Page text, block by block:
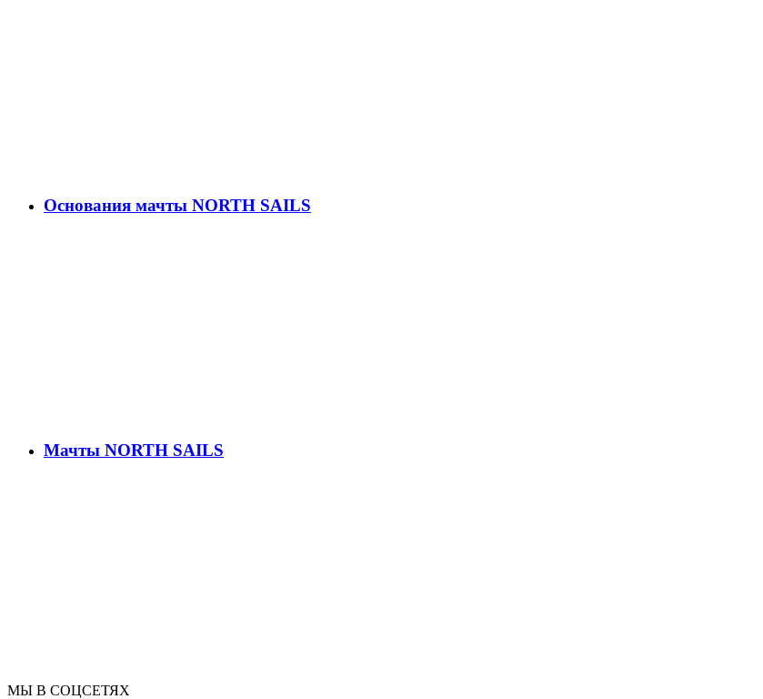
Основания мачты NORTH SAILS
Мачты NORTH SAILS
МЫ В СОЦСЕТЯХ